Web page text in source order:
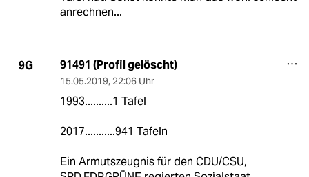
anrechnen...
9G 91491 (Profil gelöscht)
15.05.2019, 22:06 Uhr
1993..........1 Tafel
2017...........941 Tafeln
Ein Armutszeugnis für den CDU/CSU,